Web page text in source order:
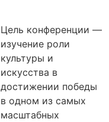
Цель конференции —
изучение роли
культуры и
искусства в
достижении победы
в одном из самых
масштабных